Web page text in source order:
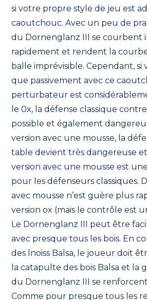
si votre propre style de jeu est
caoutchouc. Avec un peu de
du Dornenglanz III se courbent
rapidement et rendent la
balle imprévisible. Cependant, si
que passivement avec ce
perturbateur est
le 0x, la défense classique
possible et également
version avec une mousse, la
table devient très dangereuse
version avec une mousse est
pour les défenseurs classiques.
avec mousse n’est guère plus
version ox (mais le contrôle est
Le Dornenglanz III peut être
avec presque tous les bois. En
des lnoiss Balsa, le joueur doit
la catapulte des bois Balsa et la
du Dornenglanz III se
Comme pour presque tous les